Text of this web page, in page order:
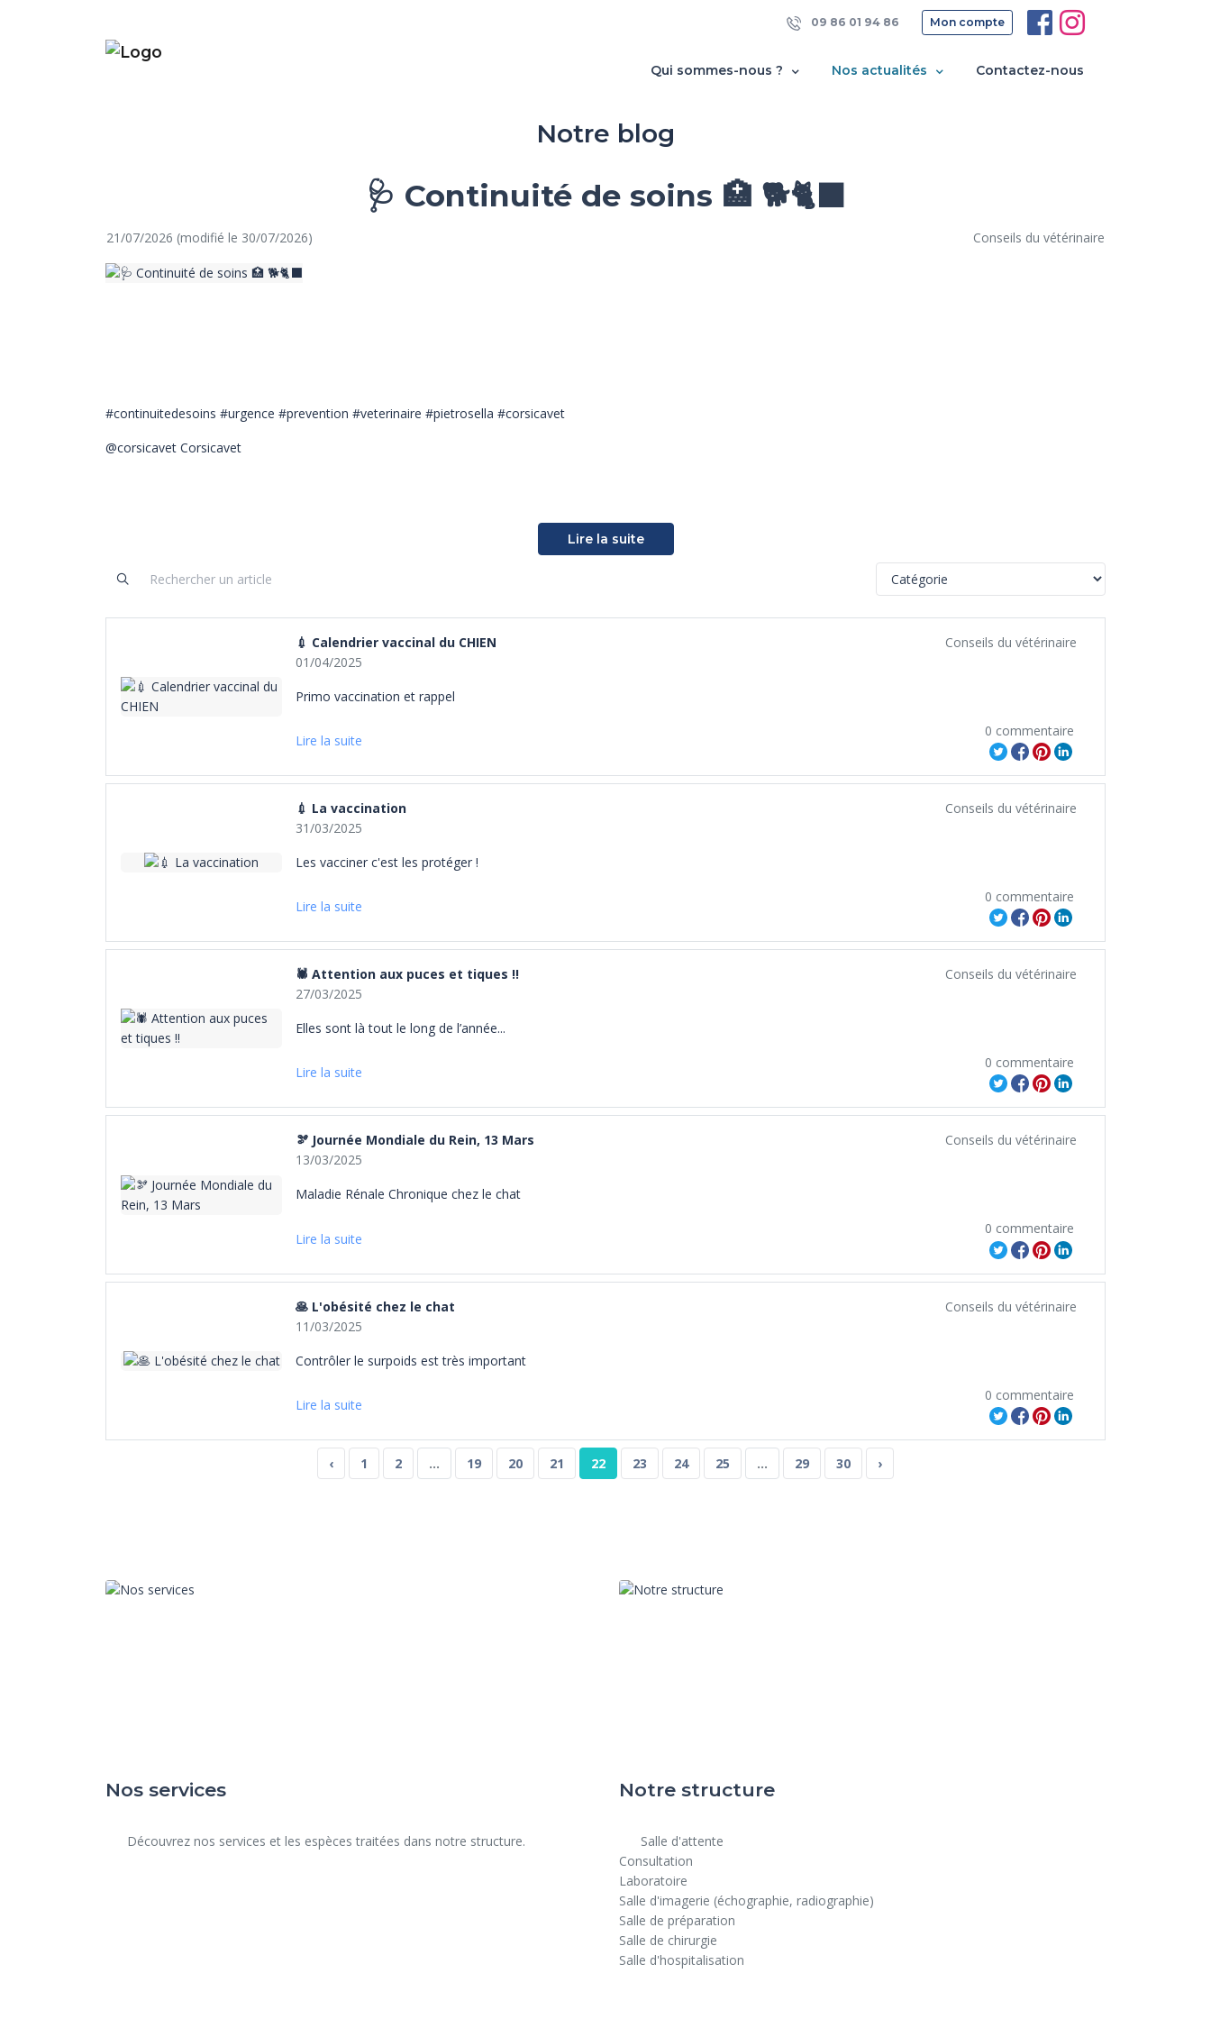
Qui sommes-nous ? Nos actualités Contactez-nous
09 86 01 94 86 Mon compte
Notre blog
🩺 Continuité de soins 🏥 🐕🐈‍⬛
21/07/2026 (modifié le 30/07/2026) Conseils du vétérinaire
#continuitedesoins #urgence #prevention #veterinaire #pietrosella #corsicavet
@corsicavet Corsicavet
Lire la suite
💉 Calendrier vaccinal du CHIEN
01/04/2025
Conseils du vétérinaire
Primo vaccination et rappel
Lire la suite
0 commentaire
💉 La vaccination
31/03/2025
Conseils du vétérinaire
Les vacciner c'est les protéger !
Lire la suite
0 commentaire
🕷️ Attention aux puces et tiques !!
27/03/2025
Conseils du vétérinaire
Elles sont là tout le long de l’année...
Lire la suite
0 commentaire
🫘 Journée Mondiale du Rein, 13 Mars
13/03/2025
Conseils du vétérinaire
Maladie Rénale Chronique chez le chat
Lire la suite
0 commentaire
🥞 L'obésité chez le chat
11/03/2025
Conseils du vétérinaire
Contrôler le surpoids est très important
Lire la suite
0 commentaire
‹ 1 2 ... 19 20 21 22 23 24 25 ... 29 30 ›
Nos services Notre structure
Consultation
Laboratoire
Salle d'imagerie (échographie, radiographie)
Salle de préparation
Salle de chirurgie
Salle d'hospitalisation